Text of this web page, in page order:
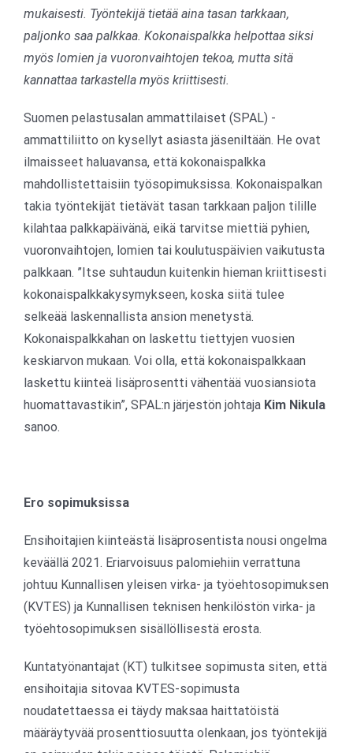
mukaisesti. Työntekijä tietää aina tasan tarkkaan,
paljonko saa palkkaa. Kokonaispalkka helpottaa siksi
myös lomien ja vuoronvaihtojen tekoa, mutta sitä
kannattaa tarkastella myös kriittisesti.
Suomen pelastusalan ammattilaiset (SPAL) -
ammattiliitto on kysellyt asiasta jäseniltään. He ovat
ilmaisseet haluavansa, että kokonaispalkka
mahdollistettaisiin työsopimuksissa. Kokonaispalkan
takia työntekijät tietävät tasan tarkkaan paljon tilille
kilahtaa palkkapäivänä, eikä tarvitse miettiä pyhien,
vuoronvaihtojen, lomien tai koulutuspäivien vaikutusta
palkkaan. ”Itse suhtaudun kuitenkin hieman kriittisesti
kokonaispalkkakysymykseen, koska siitä tulee
selkeää laskennallista ansion menetystä.
Kokonaispalkkahan on laskettu tiettyjen vuosien
keskiarvon mukaan. Voi olla, että kokonaispalkkaan
laskettu kiinteä lisäprosentti vähentää vuosiansiota
huomattavastikin”, SPAL:n järjestön johtaja Kim Nikula
sanoo.
Ero sopimuksissa
Ensihoitajien kiinteästä lisäprosentista nousi ongelma
keväällä 2021. Eriarvoisuus palomiehiin verrattuna
johtuu Kunnallisen yleisen virka- ja työehtosopimuksen
(KVTES) ja Kunnallisen teknisen henkilöstön virka- ja
työehtosopimuksen sisällöllisestä erosta.
Kuntatyönantajat (KT) tulkitsee sopimusta siten, että
ensihoitajia sitovaa KVTES-sopimusta
noudatettaessa ei täydy maksaa haittatöistä
määräytyvää prosenttiosuutta olenkaan, jos työntekijä